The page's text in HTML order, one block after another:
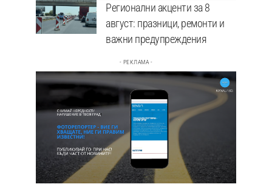
Регионални акценти за 8
август: празници, ремонти и
важни предупреждения
- РЕКЛАМА -